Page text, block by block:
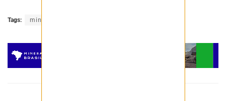
Tags: mineração